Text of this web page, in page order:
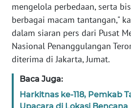
mengelola perbedaan, serta
berbagai macam tantangan,"
dalam siaran pers dari Pusat
Nasional Penanggulangan
diterima di Jakarta, Jumat.
Baca Juga:
Harkitnas ke-118, Pemkab
PEDOMAN
MEDIA
SIBER
REDAKSI
KARIR